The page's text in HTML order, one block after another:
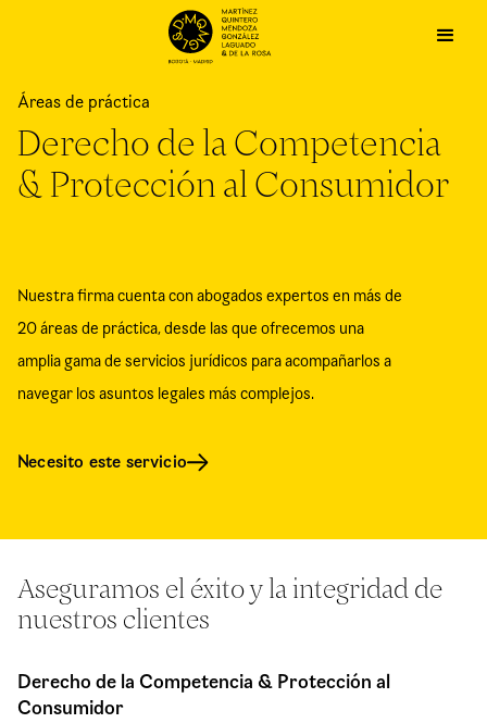
Áreas de práctica
Derecho de la Competencia
& Protección al Consumidor
Nuestra firma cuenta con abogados expertos en más de
20 áreas de práctica, desde las que ofrecemos una
amplia gama de servicios jurídicos para acompañarlos a
navegar los asuntos legales más complejos.
Necesito este servicio
Aseguramos el éxito y la integridad de
nuestros clientes
Derecho de la Competencia & Protección al
Consumidor